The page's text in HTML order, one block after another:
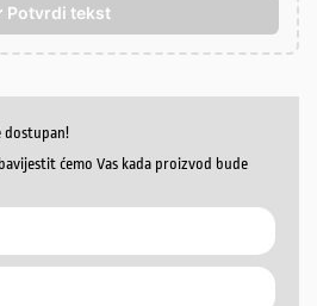
Potvrdi tekst
dostupan!
ćemo Vas kada proizvod bude